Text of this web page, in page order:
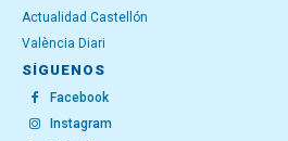
Actualidad Castellón
València Diari
SÍGUENOS
Facebook
Instagram